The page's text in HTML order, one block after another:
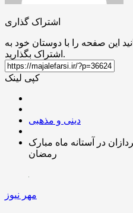
اشتراک گذاری
این صفحه را با دوستان خود به
اشتراک بگذارید.
کپی لینک
دینی و مذهبی
در آستانه ماه مبارک
رمضان
مهر نیوز